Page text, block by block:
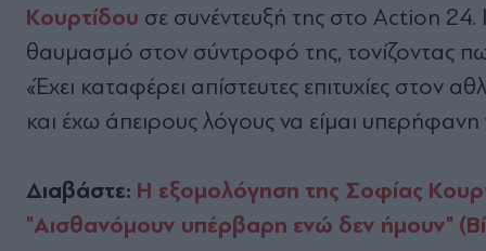
Κουρτίδου σε συνέντευξή της στο Action 24.
θαυμασμό στον σύντροφό της, τονίζοντας
«Έχει καταφέρει απίστευτες επιτυχίες στον
και έχω άπειρους λόγους να είμαι
Διαβάστε: Η εξομολόγηση της Σοφίας
"Αισθανόμουν υπέρβαρη ενώ δεν ήμουν"